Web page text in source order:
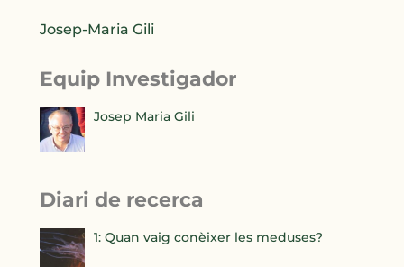
Josep-Maria Gili
Equip Investigador
Josep Maria Gili
Diari de recerca
1: Quan vaig conèixer les meduses?